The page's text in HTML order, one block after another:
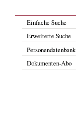
Einfache Suche
Erweiterte Suche
Personendatenbank
Dokumenten-Abo